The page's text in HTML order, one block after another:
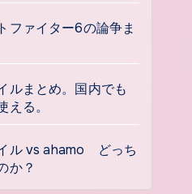
ファイター6の論争ま
ルまとめ。国内でも
える。
ル vs ahamo どっち
か？